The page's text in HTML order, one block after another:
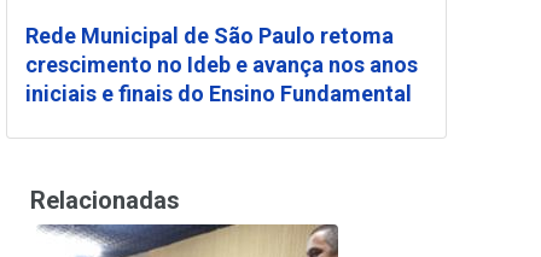
Rede Municipal de São Paulo retoma
crescimento no Ideb e avança nos anos
iniciais e finais do Ensino Fundamental
Relacionadas